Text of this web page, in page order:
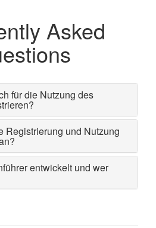
Asked
für die Nutzung des
Registrierung und Nutzung
entwickelt und wer